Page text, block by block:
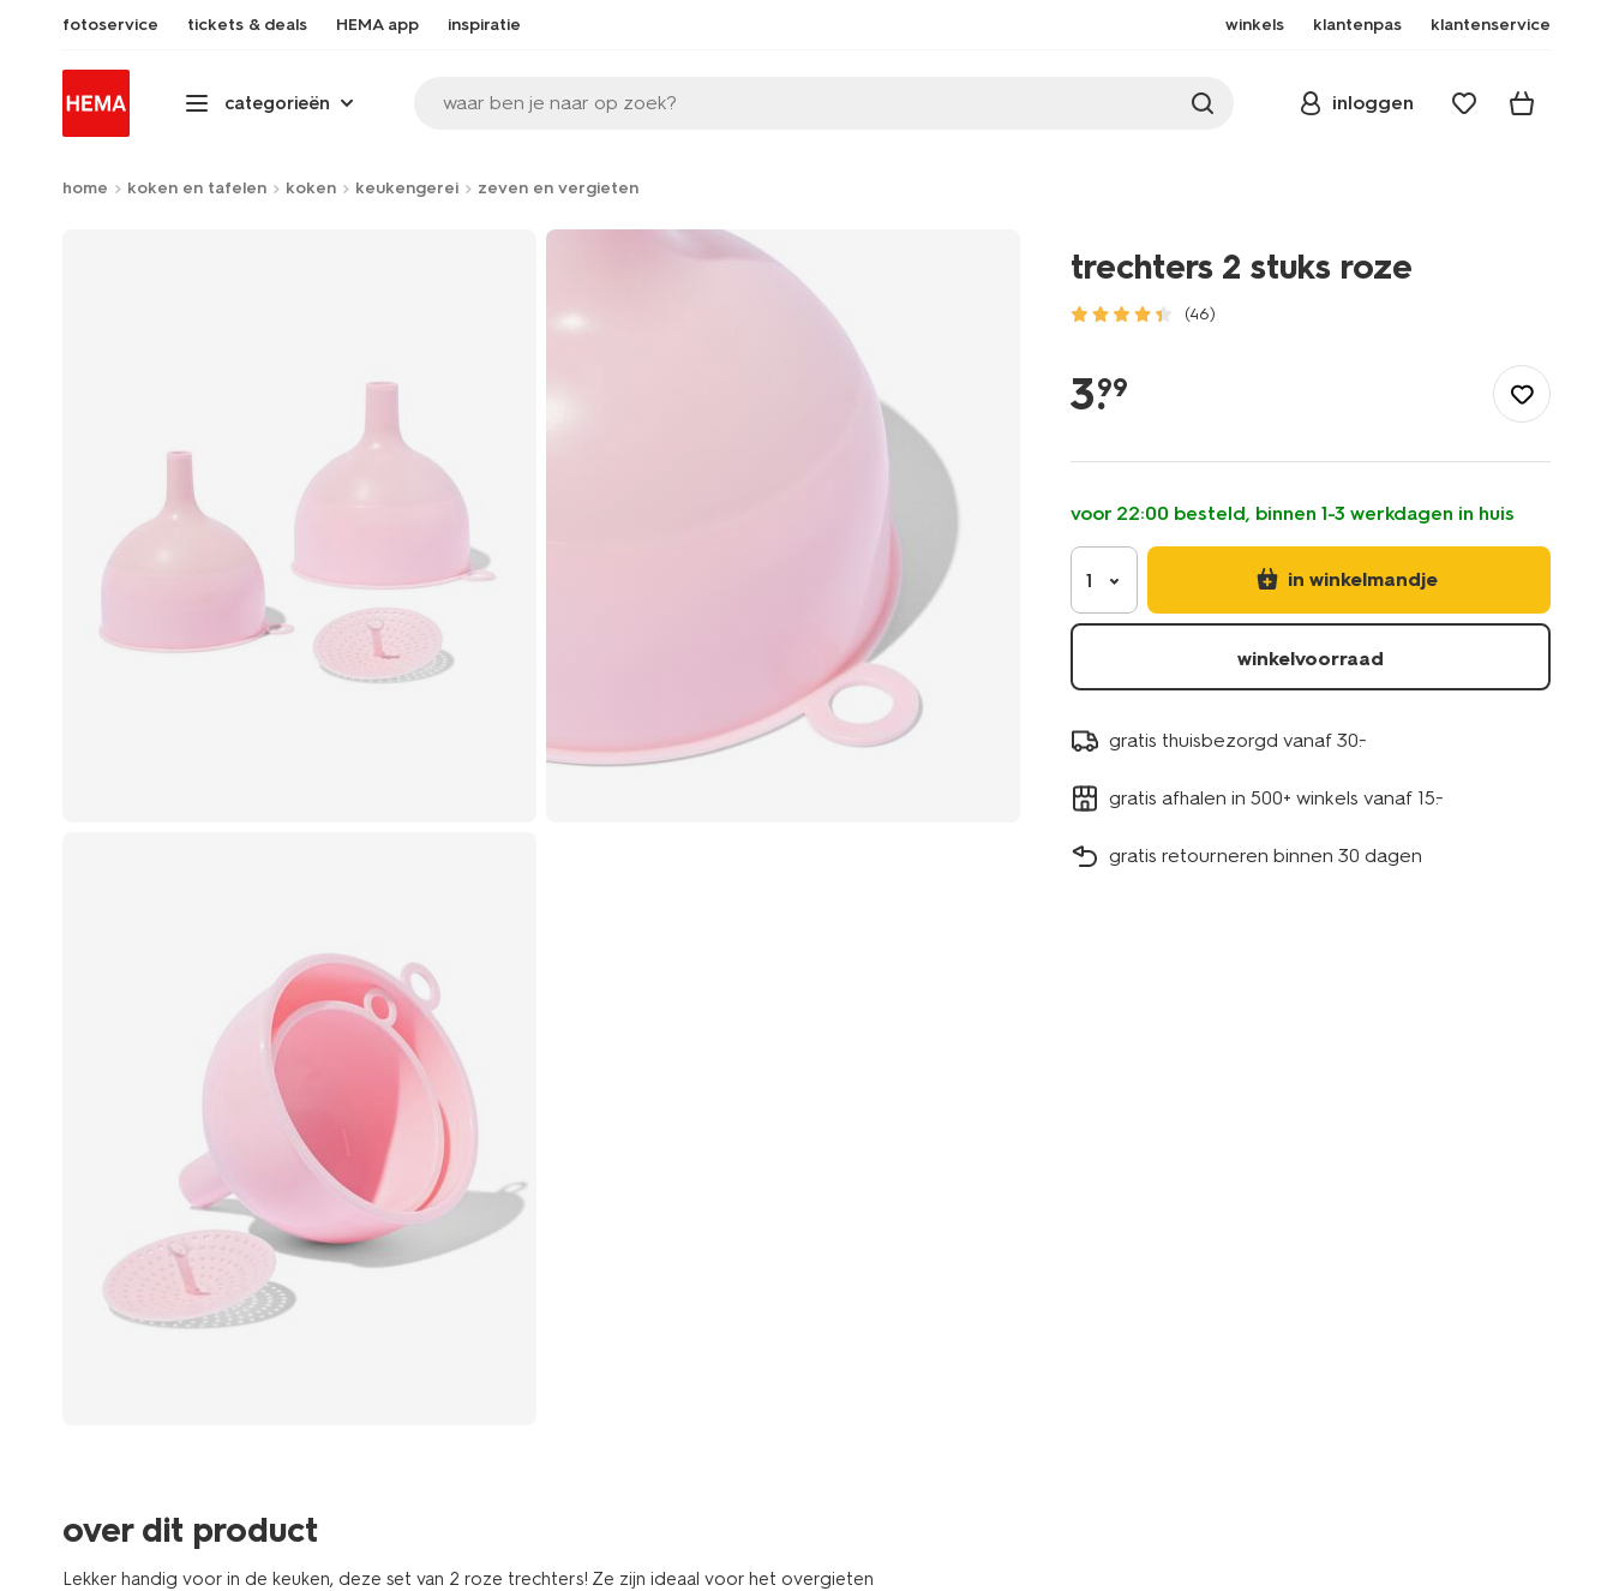
fotoservice tickets & deals HEMA app inspiratie winkels klantenpas klantenservice
categorieën waar ben je naar op zoek? inloggen
home koken en tafelen koken keukengerei zeven en vergieten
over dit product
Lekker handig voor in de keuken, deze set van 2 roze trechters! Ze zijn ideaal voor het overgieten
trechters 2 stuks roze
(46)
2-
3.
99
voor 22:00 besteld, binnen 1-3 werkdagen in huis
1 in winkelmandje
winkelvoorraad
gratis thuisbezorgd vanaf 30.-
gratis afhalen in 500+ winkels vanaf 15.-
gratis retourneren binnen 30 dagen